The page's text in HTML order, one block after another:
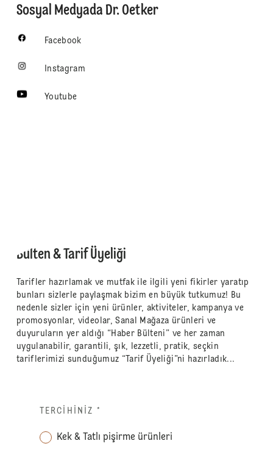
Sosyal Medyada Dr. Oetker
Facebook
Instagram
Youtube
Bülten & Tarif Üyeliği
Tarifler hazırlamak ve mutfak ile ilgili yeni fikirler yaratıp
bunları sizlerle paylaşmak bizim en büyük tutkumuz! Bu
nedenle sizler için yeni ürünler, aktiviteler, kampanya ve
promosyonlar, videolar, Sanal Mağaza ürünleri ve
duyuruların yer aldığı “Haber Bülteni” ve her zaman
uygulanabilir, garantili, şık, lezzetli, pratik, seçkin
tariflerimizi sunduğumuz “Tarif Üyeliği”ni hazırladık...
TERCIHINIZ *
Kek & Tatlı pişirme ürünleri